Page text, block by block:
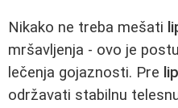
Nikako ne treba mešati
mršavljenja - ovo je
lečenja gojaznosti. Pre
održavati stabilnu